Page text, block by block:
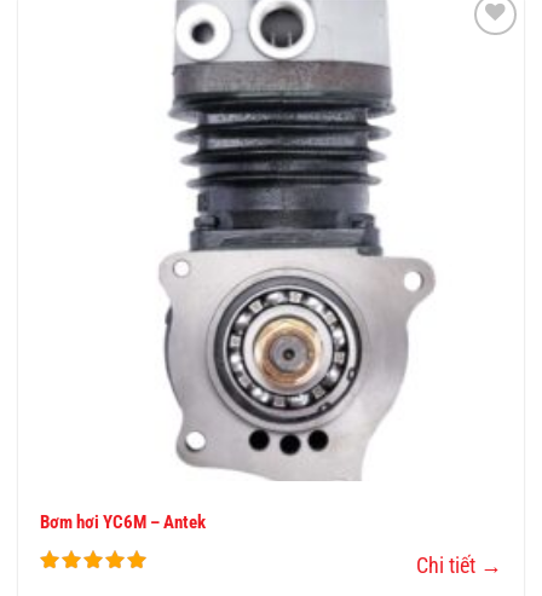
Bơm hơi YC6M – Antek
Chi tiết →